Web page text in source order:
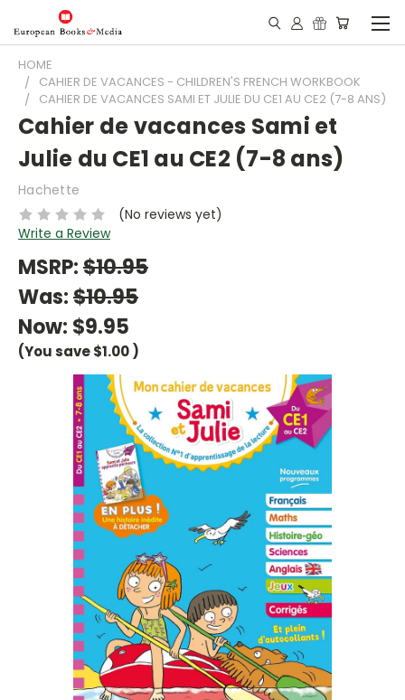
HOME
CAHIER DE VACANCES - CHILDREN'S FRENCH WORKBOOK
CAHIER DE VACANCES SAMI ET JULIE DU CE1 AU CE2 (7-8 ANS)
Cahier de vacances Sami et
Julie du CE1 au CE2 (7-8 ans)
Hachette
(No reviews yet)
Write a Review
MSRP:$10.95
Was:$10.95
Now: $9.95
(You save$1.00)